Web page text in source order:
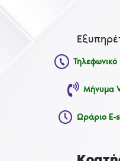
Μήνυμα
Ωράριο E-